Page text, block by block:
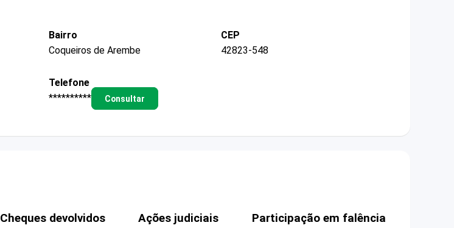
Bairro
Coqueiros de Arembe
CEP
42823-548
Telefone
**********
Consultar
Cheques devolvidos Ações judiciais Participação em falência